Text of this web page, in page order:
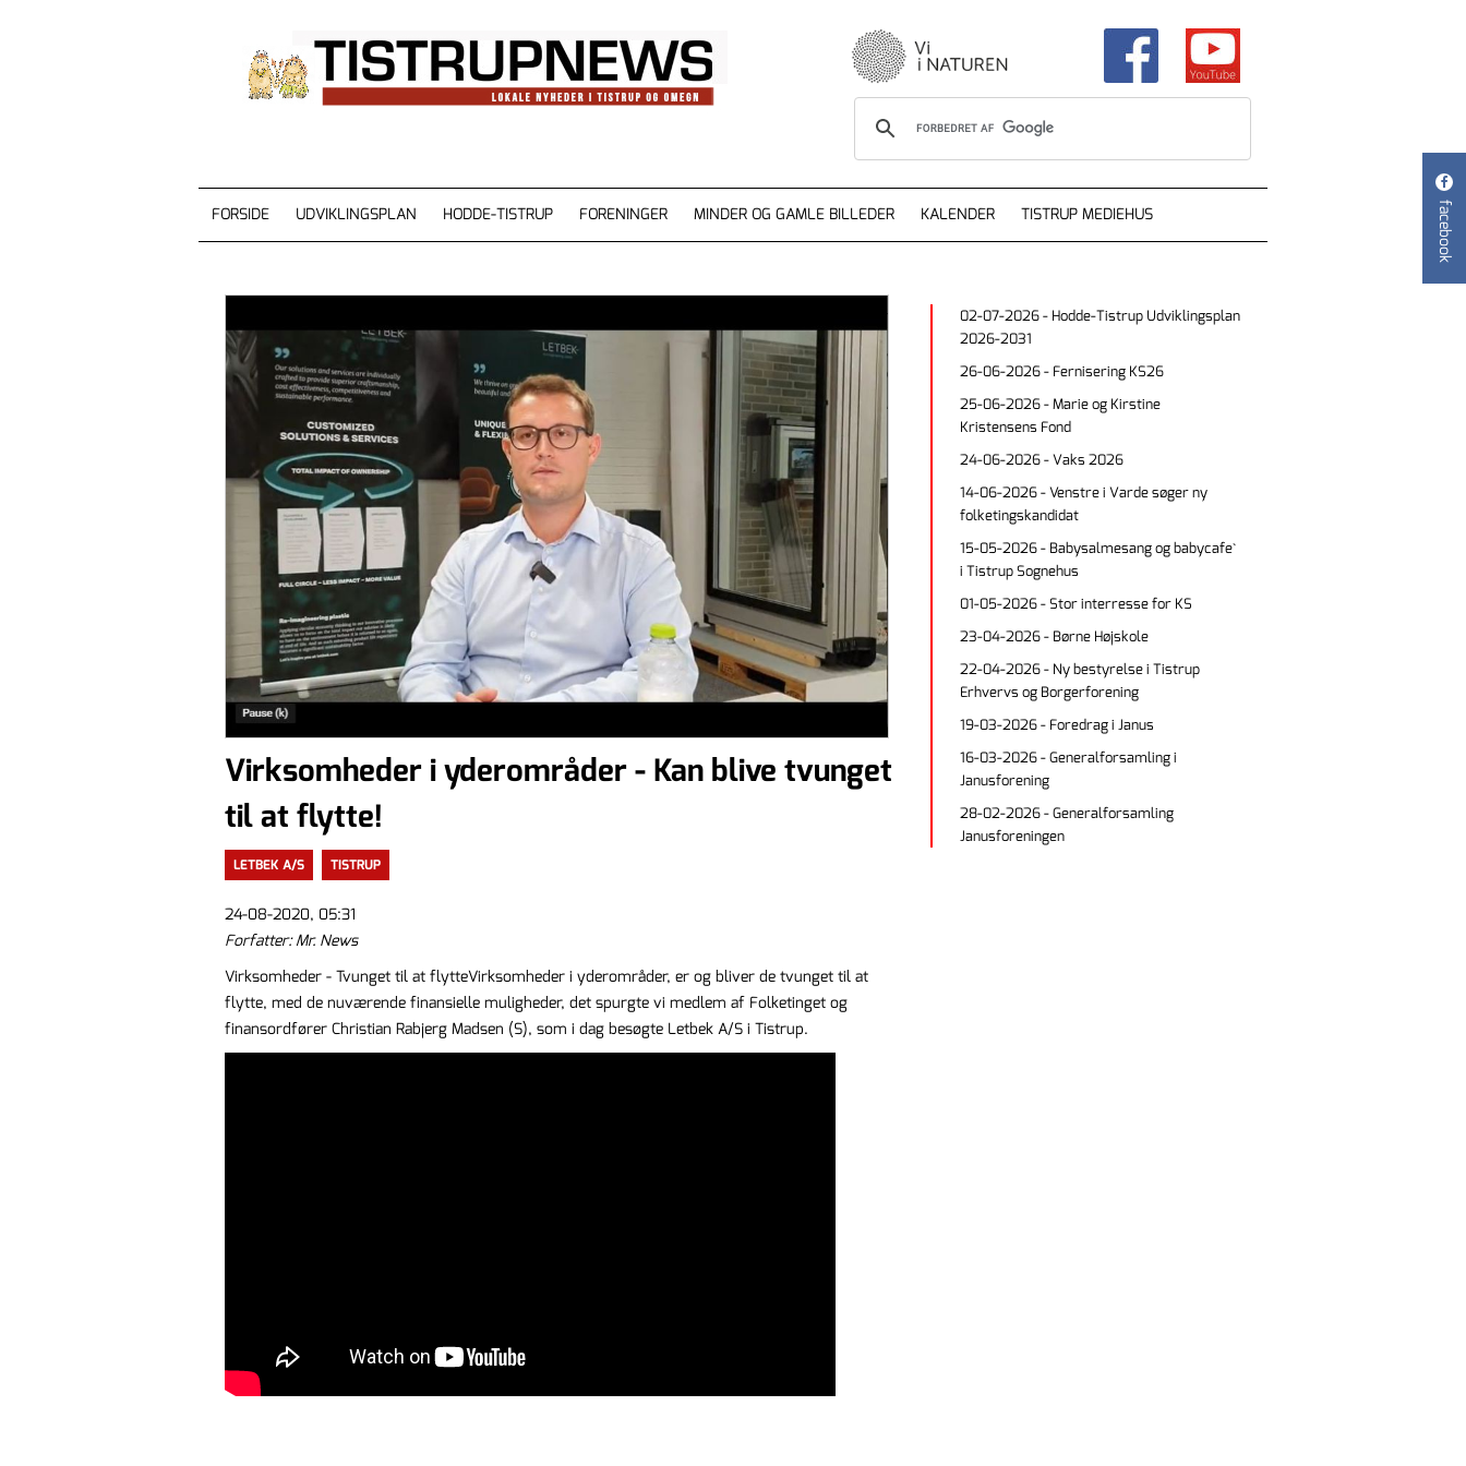
FORSIDE UDVIKLINGSPLAN HODDE-TISTRUP FORENINGER MINDER OG GAMLE BILLEDER KALENDER TISTRUP MEDIEHUS
Virksomheder i yderområder - Kan blive tvunget
til at flytte!
LETBEK A/S TISTRUP
24-08-2020, 05:31
Forfatter: Mr. News
Virksomheder - Tvunget til at flytteVirksomheder i yderområder, er og bliver de tvunget til at
flytte, med de nuværende finansielle muligheder, det spurgte vi medlem af Folketinget og
finansordfører Christian Rabjerg Madsen (S), som i dag besøgte Letbek A/S i Tistrup.
02-07-2026 - Hodde-Tistrup Udviklingsplan
2026-2031
26-06-2026 - Fernisering KS26
25-06-2026 - Marie og Kirstine
Kristensens Fond
24-06-2026 - Vaks 2026
14-06-2026 - Venstre i Varde søger ny
folketingskandidat
15-05-2026 - Babysalmesang og babycafe`
i Tistrup Sognehus
01-05-2026 - Stor interresse for KS
23-04-2026 - Børne Højskole
22-04-2026 - Ny bestyrelse i Tistrup
Erhvervs og Borgerforening
19-03-2026 - Foredrag i Janus
16-03-2026 - Generalforsamling i
Janusforening
28-02-2026 - Generalforsamling
Janusforeningen

facebook